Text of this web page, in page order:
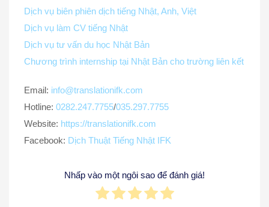
Dịch vụ biên phiên dịch tiếng Nhật, Anh, Việt
Dịch vụ làm CV tiếng Nhật
Dịch vụ tư vấn du học Nhật Bản
Chương trình internship tại Nhật Bản cho trường liên kết
Email: info@translationifk.com
Hotline: 0282.247.7755/035.297.7755
Website: https://translationifk.com
Facebook: Dịch Thuật Tiếng Nhật IFK
Nhấp vào một ngôi sao để đánh giá!